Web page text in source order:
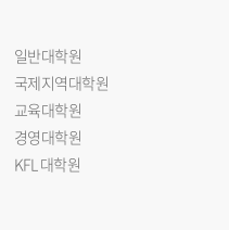
일반대학원
국제지역대학원
교육대학원
경영대학원
KFL 대학원